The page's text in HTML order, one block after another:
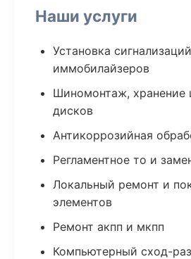
Наши услуги
Установка
иммобилайзеров
Шиномонтаж, хранение
дисков
Антикоррозийная
Регламентное то и
Локальный ремонт и
элементов
Ремонт акпп и мкпп
Компьютерный сход-